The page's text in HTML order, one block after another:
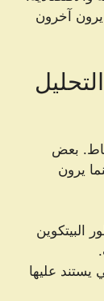
يرون آخرون
بعض
يرون
البيتكوين
يستند عليها